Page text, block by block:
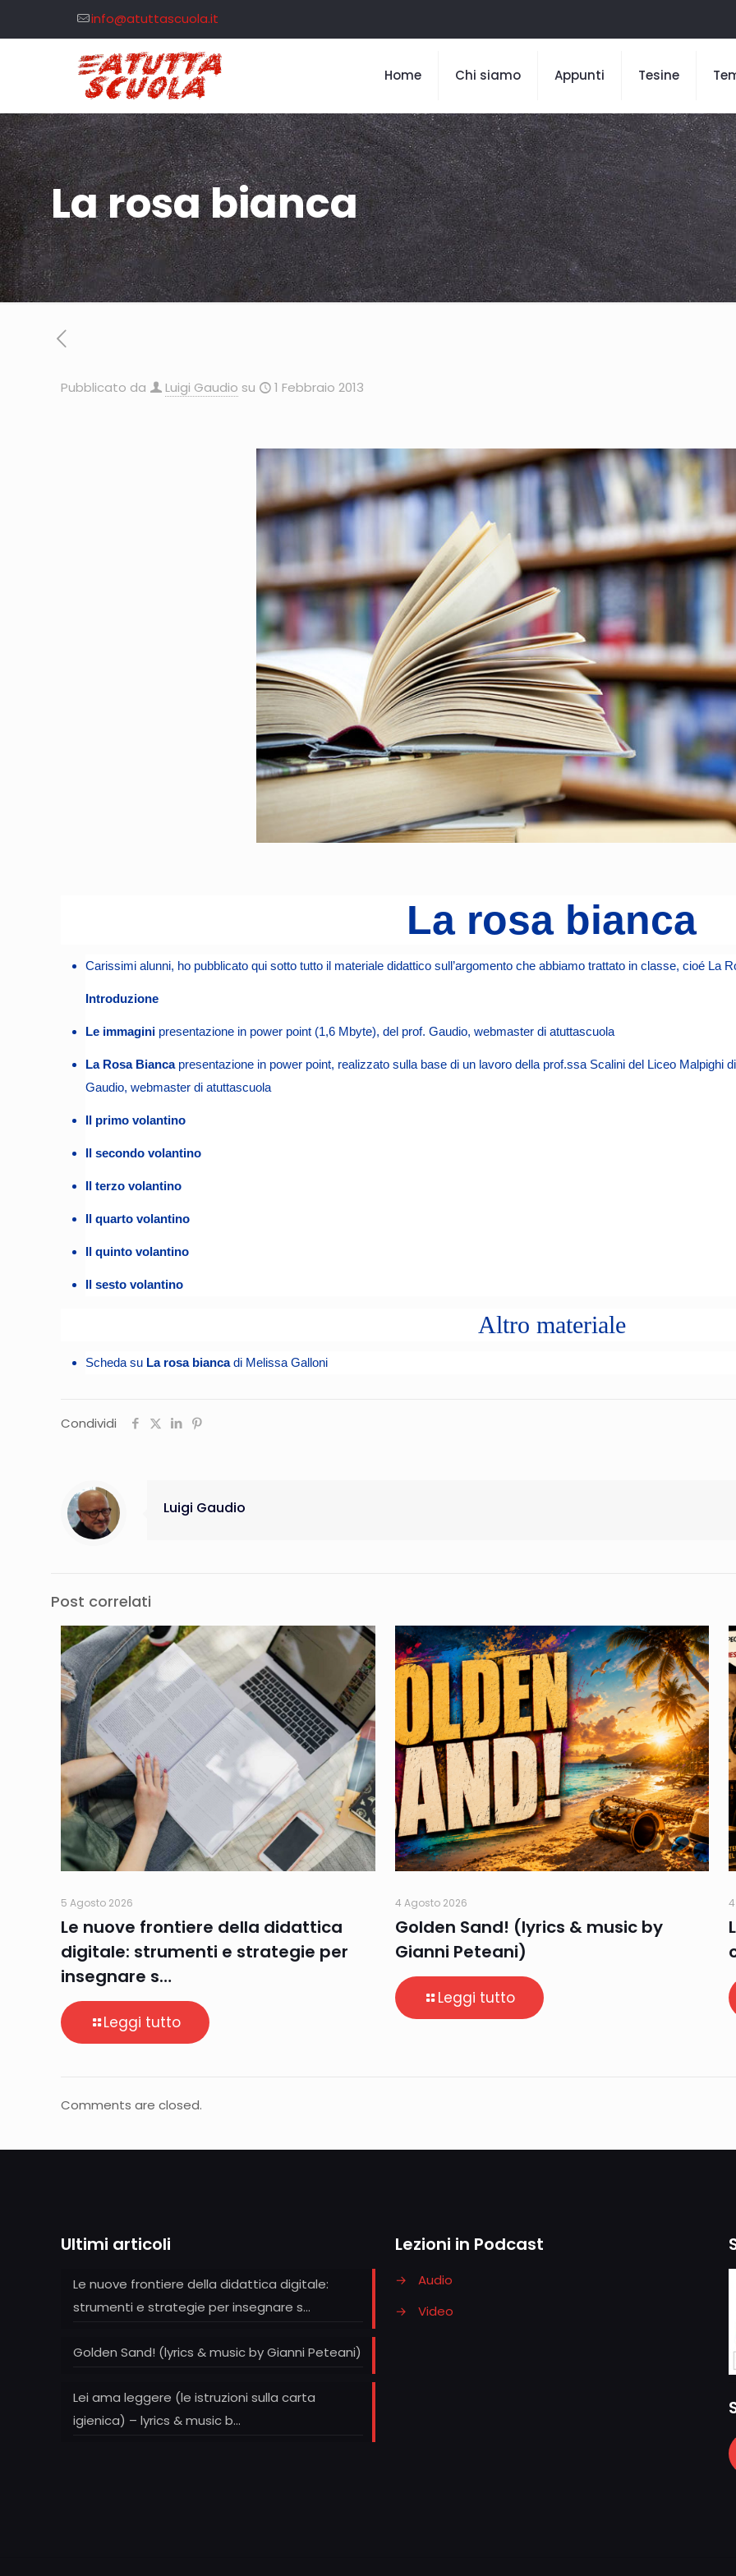
info@atuttascuola.it
Home Chi siamo Appunti Tesine
La rosa bianca
Pubblicato da Luigi Gaudio su 1 Febbraio 2013
La rosa bianca
Carissimi alunni, ho pubblicato qui sotto tutto il materiale didattico sull’argomento che abbiamo trattato in classe, cioé La
Introduzione
Le immagini presentazione in power point (1,6 Mbyte), del prof. Gaudio, webmaster di atuttascuola
La Rosa Biancapresentazione in power point, realizzato sulla base di un lavoro della prof.ssa Scalini del Liceo Malpighi
Gaudio, webmaster di atuttascuola
Il primo volantino
Il secondo volantino
Il terzo volantino
Il quarto volantino
Il quinto volantino
Il sesto volantino
Altro materiale
Scheda su La rosa biancadi Melissa Galloni
Condividi
Luigi Gaudio
Post correlati
5 Agosto 2026
Le nuove frontiere della didattica
digitale: strumenti e strategie per
insegnare s…
Leggi tutto
4 Agosto 2026
Golden Sand! (lyrics & music by
Gianni Peteani)
Leggi tutto
Comments are closed.
Ultimi articoli
Le nuove frontiere della didattica digitale:
strumenti e strategie per insegnare s…
Golden Sand! (lyrics & music by Gianni Peteani)
Lei ama leggere (le istruzioni sulla carta
igienica) – lyrics & music b…
Lezioni in Podcast
→
Audio
→
Video